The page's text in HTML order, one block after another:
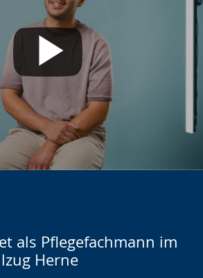
Hinweis ausblenden und
in Zukunft immer
als Pflegefachmann im
Herne